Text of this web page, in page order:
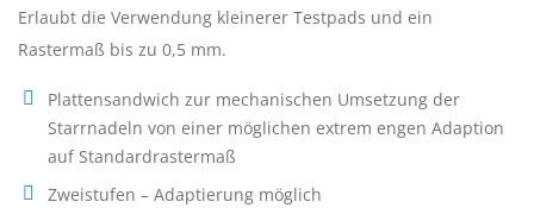
Erlaubt die Verwendung kleinerer Testpads und ein
Rastermaß bis zu 0,5 mm.
Plattensandwich zur mechanischen Umsetzung der
Starrnadeln von einer möglichen extrem engen Adaption
auf Standardrastermaß
Zweistufen – Adaptierung möglich